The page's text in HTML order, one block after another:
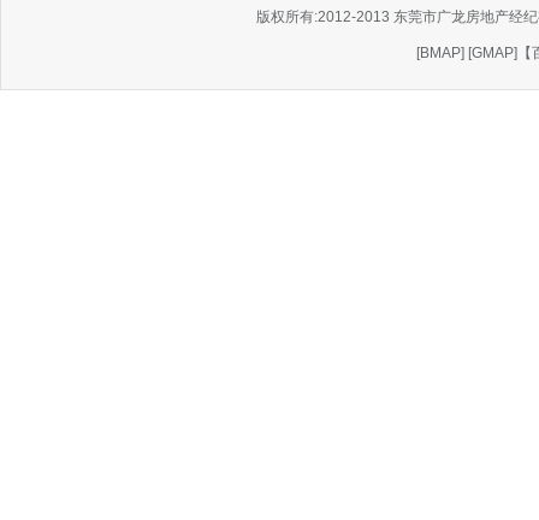
版权所有:2012-2013 东莞市广龙房地产经
[BMAP] [GMAP]